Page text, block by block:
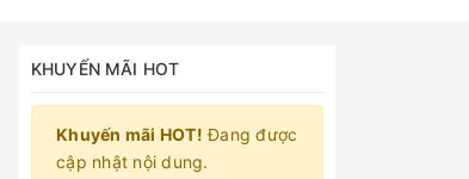
KHUYẾN MÃI HOT
Khuyến mãi HOT! Đang được
cập nhật nội dung.